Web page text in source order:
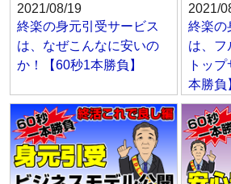
2021/08/19
終楽の身元引受サービス
は、なぜこんなに安いの
か！【60秒1本勝負】
2021/
終楽の
は、フ
トッ
本勝負